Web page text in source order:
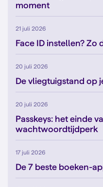
moment
21 juli 2026
Face ID instellen? Zo
20 juli 2026
De vliegtuigstand op
20 juli 2026
Passkeys: het einde
wachtwoordtijdperk
17 juli 2026
De 7 beste boeken-